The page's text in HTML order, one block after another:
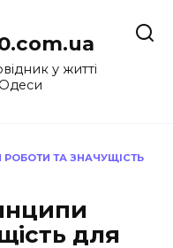
у житті
Одеси
РОБОТИ ТА ЗНАЧУЩІСТЬ
для